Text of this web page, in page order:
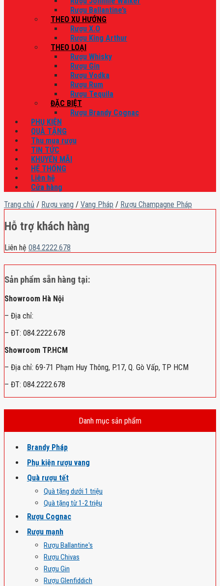
Rượu Ballantine’s
THEO XU HƯỚNG
Rượu X.O
Rượu King Arthur
THEO LOẠI
Rượu Whisky
Rượu Gin
Rượu Vodka
Rượu Rum
Rượu Tequila
ĐẶC BIỆT
Rượu Brandy Cognac
PHỤ KIỆN
QUÀ TẶNG
Thu mua rượu
TIN TỨC
KHUYẾN MÃI
HỆ THỐNG
Liên hệ
Cửa hàng
Trang chủ / Rượu vang / Vang Pháp / Rượu Champagne Pháp
Hỗ trợ khách hàng
Liên hệ 084.2222.678
Sản phẩm sẵn hàng tại:
Showroom Hà Nội
– Địa chỉ:
– ĐT: 084.2222.678
Showroom TP.HCM
– Địa chỉ: 69-71 Phạm Huy Thông, P.17, Q. Gò Vấp, TP HCM
– ĐT: 084.2222.678
Danh mục sản phẩm
Brandy Pháp
Phụ kiện rượu vang
Quà rượu tết
Quà tặng dưới 1 triệu
Quà tặng từ 1-2 triệu
Rượu Cognac
Rượu mạnh
Rượu Ballantine's
Rượu Chivas
Rượu Gin
Rượu Glenfiddich